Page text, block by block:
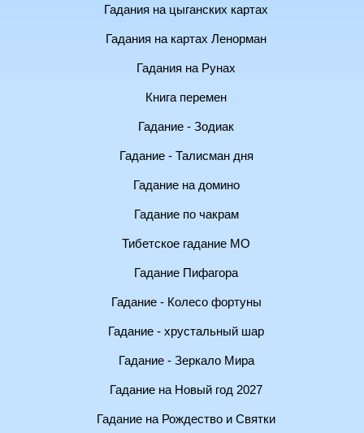
Гадания на цыганских картах
Гадания на картах Ленорман
Гадания на Рунах
Книга перемен
Гадание - Зодиак
Гадание - Талисман дня
Гадание на домино
Гадание по чакрам
Тибетское гадание МО
Гадание Пифагора
Гадание - Колесо фортуны
Гадание - хрустальный шар
Гадание - Зеркало Мира
Гадание на Новый год 2027
Гадание на Рождество и Святки